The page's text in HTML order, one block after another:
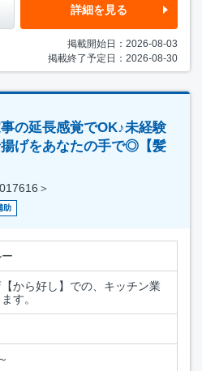
詳細を見る
掲載開始日：2026-08-03
掲載終了予定日：2026-08-30
の延長感覚でOK♪未経験
げをあなたの手で◎【髪
＞
助
から好し】での、キッチン業
す。